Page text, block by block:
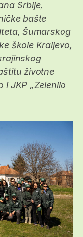
Srbije,
bašte
Šumarskog
škole Kraljevo,
životne
i JKP „Zelenilo